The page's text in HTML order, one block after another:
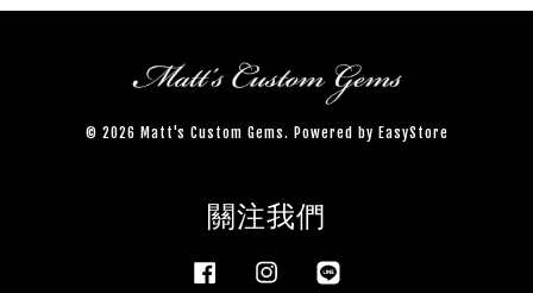
© 2026 Matt's Custom Gems. Powered by EasyStore
關注我們
Facebook Instagram